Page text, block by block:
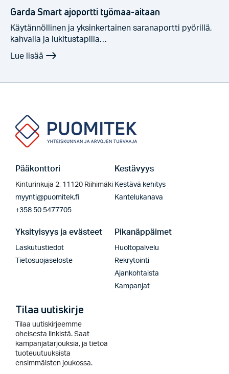
Garda Smart ajoportti työmaa-aitaan
Käytännöllinen ja yksinkertainen saranaportti pyörillä,
kahvalla ja lukitustapilla…
Pääkonttori
Kinturinkuja 2, 11120 Riihimäki
myynti@puomitek.fi
+358 50 5477705
Kestävyys
Kestävä kehitys
Kantelukanava
Yksityisyys ja evästeet
Laskutustiedot
Tietosuojaseloste
Pikanäppäimet
Huoltopalvelu
Rekrytointi
Ajankohtaista
Kampanjat
Tilaa uutiskirje
Tilaa uutiskirjeemme
oheisesta linkistä. Saat
kampanjatarjouksia, ja tietoa
tuoteuutuuksista
ensimmäisten joukossa.